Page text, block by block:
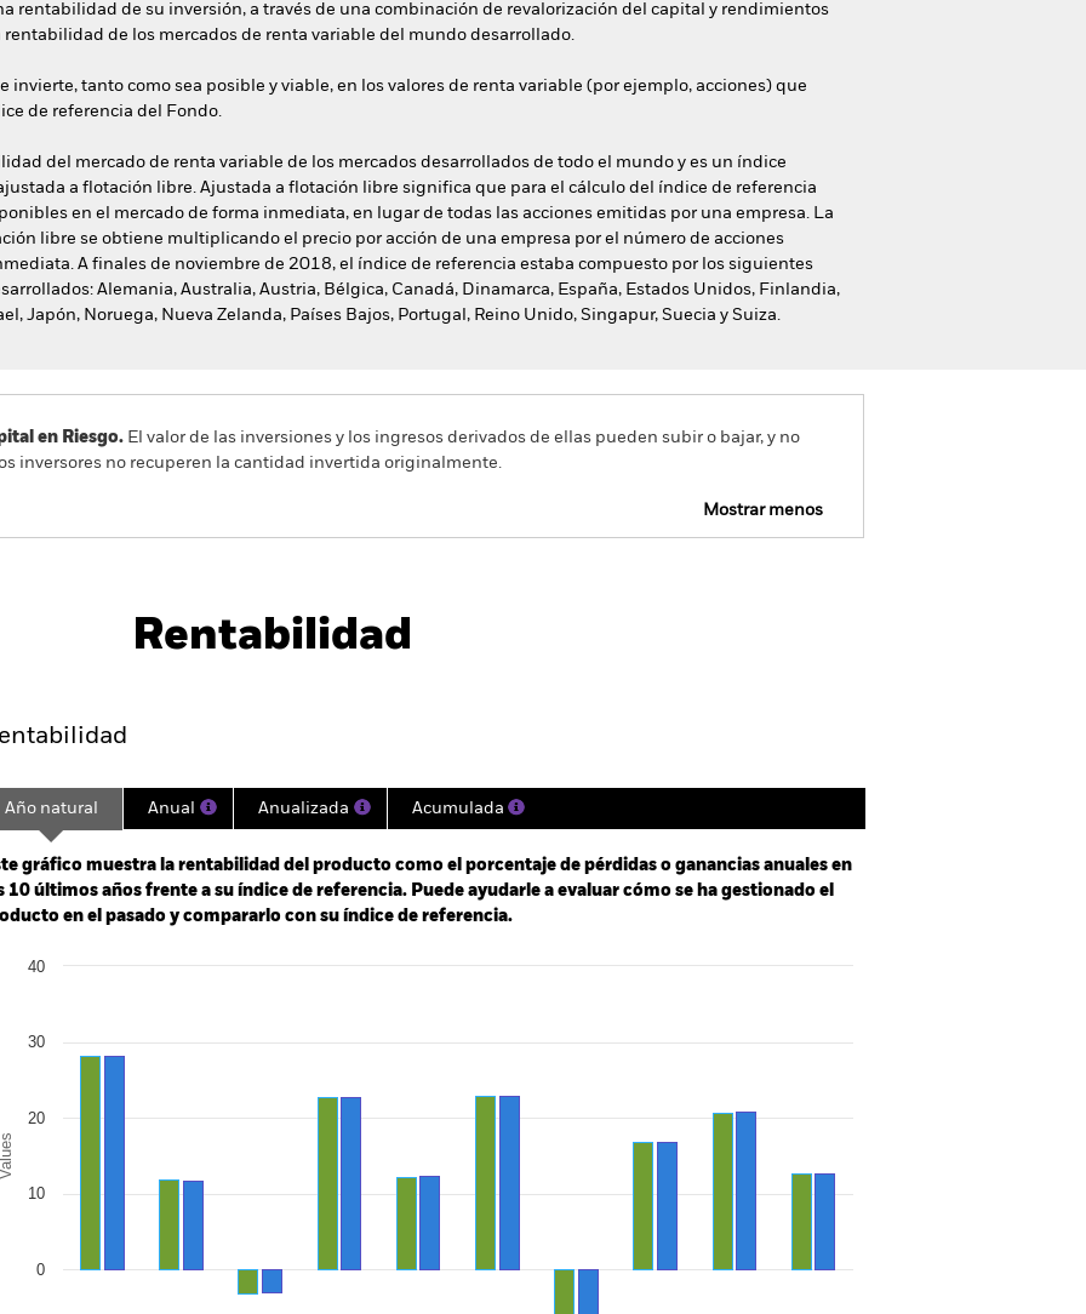
rentabilidad de su inversión, a través de una combinación de revalorización del capital y rendimientos
de los mercados de renta variable del mundo desarrollado.
invierte, tanto como sea posible y viable, en los valores de renta variable (por ejemplo, acciones) que
de referencia del Fondo.
del mercado de renta variable de los mercados desarrollados de todo el mundo y es un índice
a flotación libre. Ajustada a flotación libre significa que para el cálculo del índice de referencia
en el mercado de forma inmediata, en lugar de todas las acciones emitidas por una empresa. La
libre se obtiene multiplicando el precio por acción de una empresa por el número de acciones
A finales de noviembre de 2018, el índice de referencia estaba compuesto por los siguientes
Alemania, Australia, Austria, Bélgica, Canadá, Dinamarca, España, Estados Unidos, Finlandia,
Japón, Noruega, Nueva Zelanda, Países Bajos, Portugal, Reino Unido, Singapur, Suecia y Suiza.
en Riesgo. El valor de las inversiones y los ingresos derivados de ellas pueden subir o bajar, y no
inversores no recuperen la cantidad invertida originalmente.
Mostrar menos
Datos clave Gestores del fondo
Rentabilidad
2013-07-01 00:00:00 to 2026-07-31 00:00:00.
0 to 450.
Año natural Anual Anualizada Acumulada
gráfico muestra la rentabilidad del producto como el porcentaje de pérdidas o ganancias anuales en
10 últimos años frente a su índice de referencia. Puede ayudarle a evaluar cómo se ha gestionado el
en el pasado y compararlo con su índice de referencia.
chart with 2 data series.
Values
0
10
20
30
40